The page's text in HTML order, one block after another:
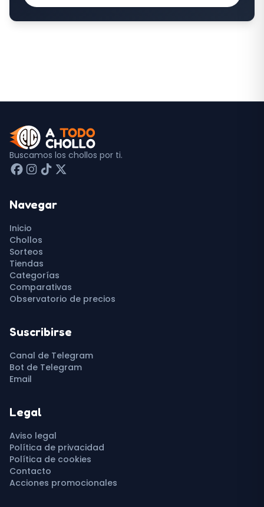
Buscamos los chollos por ti.
Navegar
Inicio
Chollos
Sorteos
Tiendas
Categorías
Comparativas
Observatorio de precios
Suscribirse
Canal de Telegram
Bot de Telegram
Email
Legal
Aviso legal
Política de privacidad
Política de cookies
Contacto
Acciones promocionales